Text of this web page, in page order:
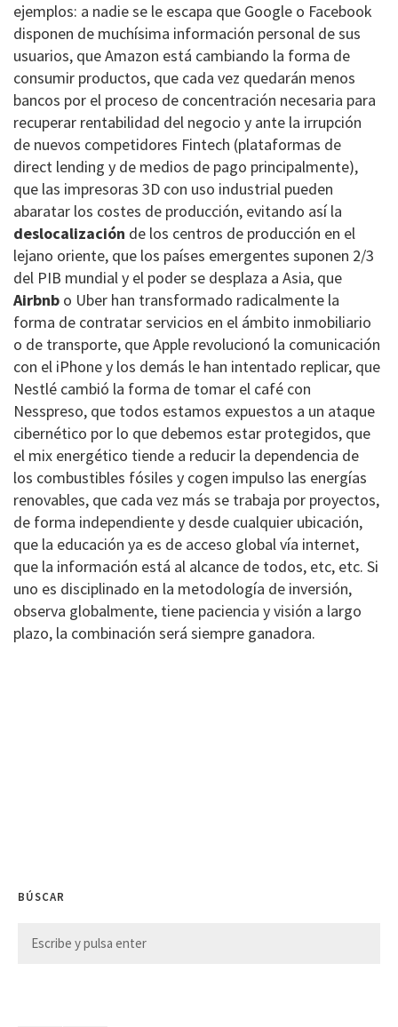
ejemplos: a nadie se le escapa que Google o Facebook
disponen de muchísima información personal de sus
usuarios, que Amazon está cambiando la forma de
consumir productos, que cada vez quedarán menos
bancos por el proceso de concentración necesaria para
recuperar rentabilidad del negocio y ante la irrupción
de nuevos competidores Fintech (plataformas de
direct lending y de medios de pago principalmente),
que las impresoras 3D con uso industrial pueden
abaratar los costes de producción, evitando así la
deslocalización de los centros de producción en el
lejano oriente, que los países emergentes suponen 2/3
del PIB mundial y el poder se desplaza a Asia, que
Airbnb o Uber han transformado radicalmente la
forma de contratar servicios en el ámbito inmobiliario
o de transporte, que Apple revolucionó la comunicación
con el iPhone y los demás le han intentado replicar, que
Nestlé cambió la forma de tomar el café con
Nesspreso, que todos estamos expuestos a un ataque
cibernético por lo que debemos estar protegidos, que
el mix energético tiende a reducir la dependencia de
los combustibles fósiles y cogen impulso las energías
renovables, que cada vez más se trabaja por proyectos,
de forma independiente y desde cualquier ubicación,
que la educación ya es de acceso global vía internet,
que la información está al alcance de todos, etc, etc. Si
uno es disciplinado en la metodología de inversión,
observa globalmente, tiene paciencia y visión a largo
plazo, la combinación será siempre ganadora.
BÚSCAR